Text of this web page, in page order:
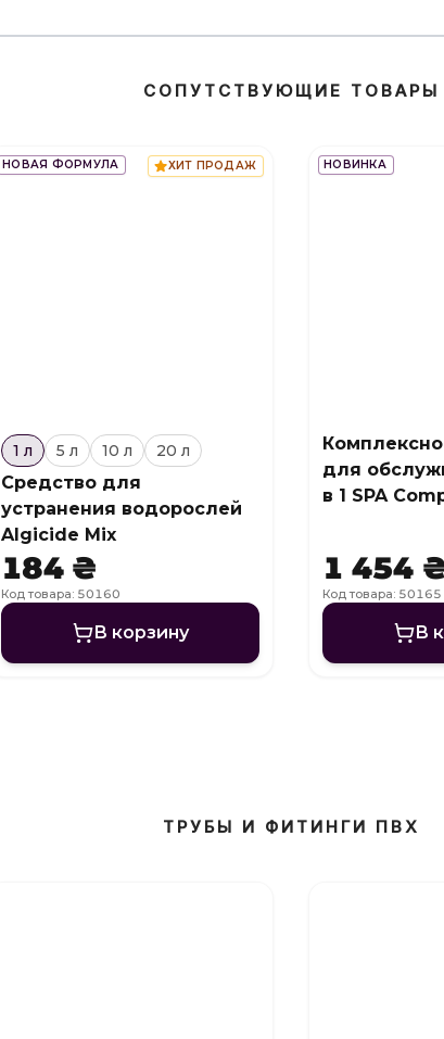
СОПУТСТВУЮЩИЕ ТОВАРЫ
НОВАЯ ФОРМУЛА ХИТ ПРОДАЖ
1 л 5 л 10 л 20 л
Средство для
устранения водорослей
Algicide Mix
184 ₴
Код товара: 50160
В корзину
НОВИНКА
для
в 1 SPA
1 454
Код товара: 50165
В
ТРУБЫ И ФИТИНГИ ПВХ